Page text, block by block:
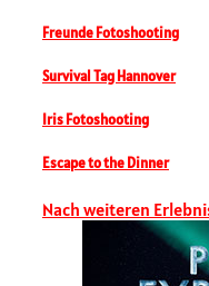
Freunde Fotoshooting
Survival Tag Hannover
Iris Fotoshooting
Escape to the Dinner
Nach weiteren